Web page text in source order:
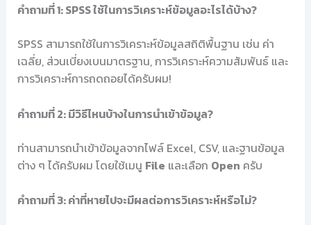
คำถามที่ 1: SPSS ใช้ในการวิเคราะห์ข้อมูลอะไรได้บ้าง?
SPSS สามารถใช้ในการวิเคราะห์ข้อมูลสถิติพื้นฐาน เช่น ค่า
เฉลี่ย, ส่วนเบี่ยงเบนมาตรฐาน, การวิเคราะห์ความสัมพันธ์ และ
การวิเคราะห์การถดถอยได้ครับผม!
คำถามที่ 2: มีวิธีไหนบ้างในการนำเข้าข้อมูล?
ท่านสามารถนำเข้าข้อมูลจากไฟล์ Excel, CSV, และฐานข้อมูล
ต่าง ๆ ได้ครับผม โดยใช้เมนู File และเลือก Open ครับ
คำถามที่ 3: ค่าที่หายไปจะมีผลต่อการวิเคราะห์หรือไม่?